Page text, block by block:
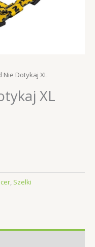
Nie Dotykaj XL
XL
, Szelki